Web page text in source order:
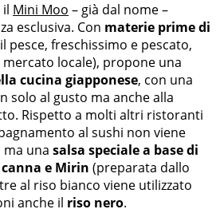
il Mini Moo – già dal nome –
esclusiva. Con materie prime di
pesce, freschissimo e pescato,
locale), propone una
cucina giapponese, con una
solo al gusto ma anche alla
Rispetto a molti altri ristoranti
al sushi non viene
ma una salsa speciale a base di
e Mirin (preparata dallo
al riso bianco viene utilizzato
anche il riso nero.